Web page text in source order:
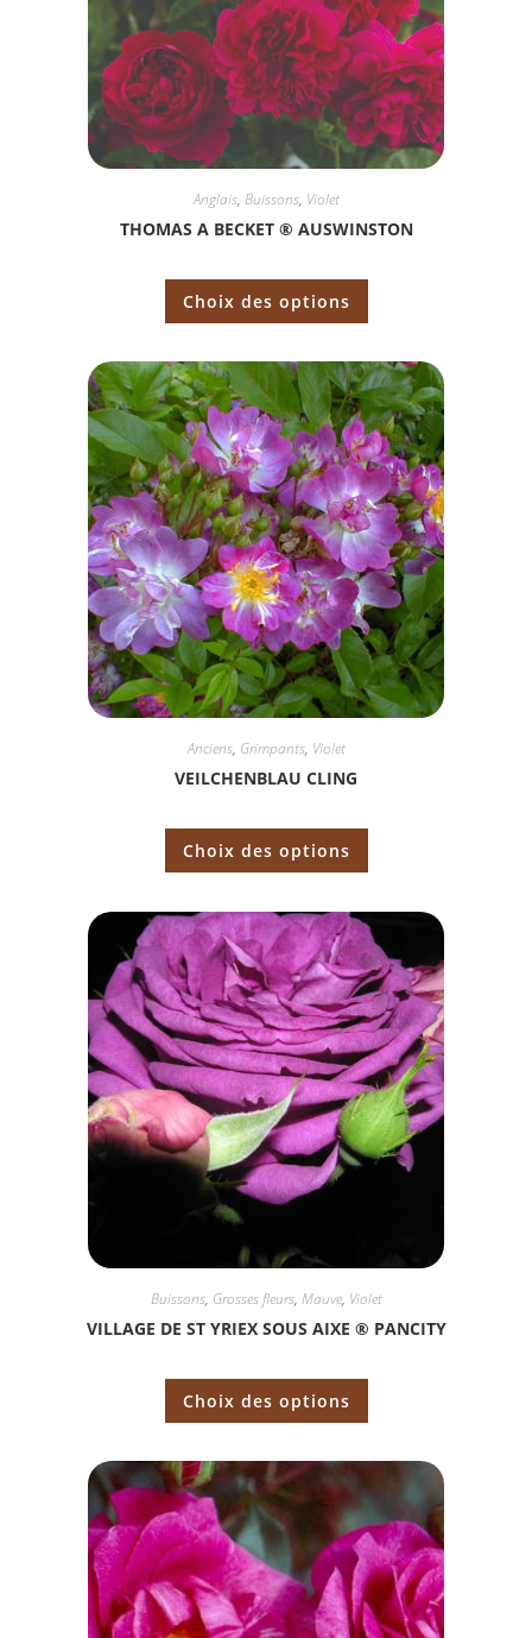
Anglais, Buissons, Violet
THOMAS A BECKET ® AUSWINSTON
Choix des options
Anciens, Grimpants, Violet
VEILCHENBLAU CLING
Choix des options
Buissons, Grosses fleurs, Mauve, Violet
VILLAGE DE ST YRIEX SOUS AIXE ® PANCITY
Choix des options